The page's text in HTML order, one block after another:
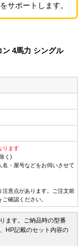
サポートします。
4馬力 シングル
ります
く)
・屋号などをお伺いさせて
意点があります。ご注文前
確認ください。
ます。ご納品時の型番
HP記載のセット内容の